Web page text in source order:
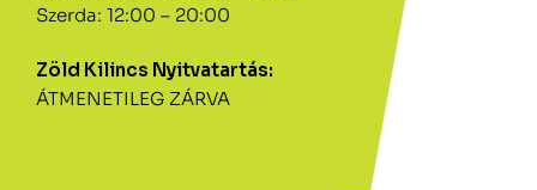
Szerda: 12:00 – 20:00
Zöld Kilincs Nyitvatartás:
ÁTMENETILEG ZÁRVA